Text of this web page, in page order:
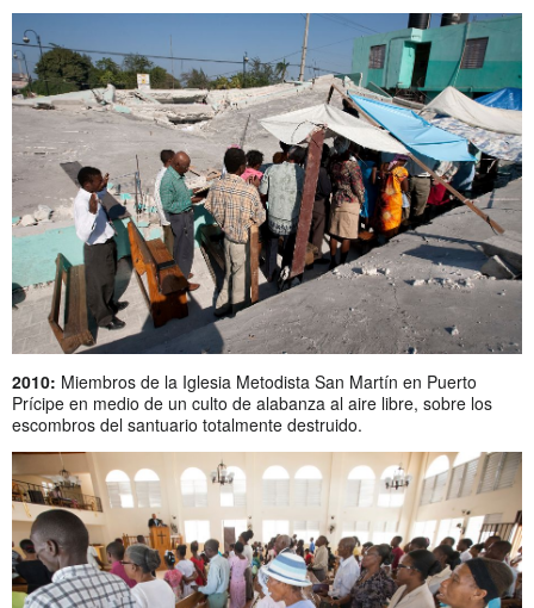
2010: Miembros de la Iglesia Metodista San Martín en Puerto
Prícipe en medio de un culto de alabanza al aire libre, sobre los
escombros del santuario totalmente destruido.